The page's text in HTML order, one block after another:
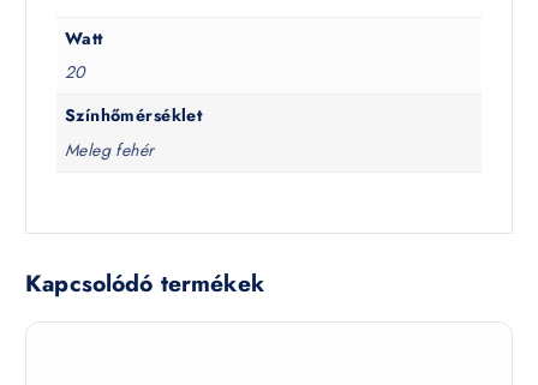
Watt
20
Színhőmérséklet
Meleg fehér
Kapcsolódó termékek